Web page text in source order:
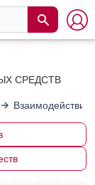
СРЕДСТВ